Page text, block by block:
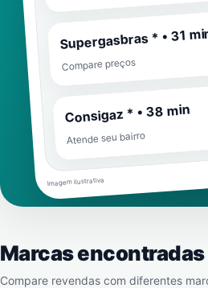
Supergasbras * • 31
Compare preços
Consigaz * • 38 min
Atende seu bairro
Imagem ilustrativa
Marcas encontradas
Compare revendas com diferentes